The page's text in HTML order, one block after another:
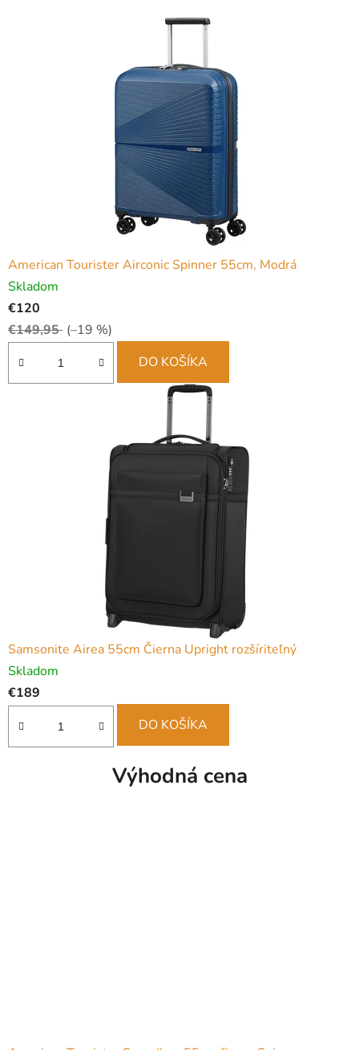
American Tourister Airconic Spinner 55cm, Modrá
Skladom
€120
€149,95 (–19 %)
DO KOŠÍKA
Samsonite Airea 55cm Čierna Upright rozšíriteľný
Skladom
€189
DO KOŠÍKA
Výhodná cena